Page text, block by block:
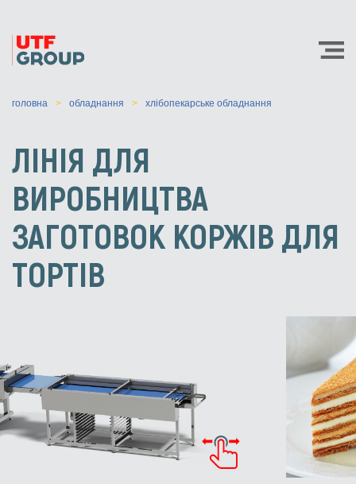
головна обладнання хлібопекарське обладнання
ЛІНІЯ ДЛЯ
ВИРОБНИЦТВА
ЗАГОТОВОК КОРЖІВ ДЛЯ
ТОРТІВ